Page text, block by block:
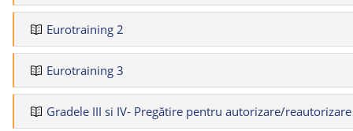
Eurotraining 2
Eurotraining 3
Gradele III si IV- Pregătire pentru autorizare/